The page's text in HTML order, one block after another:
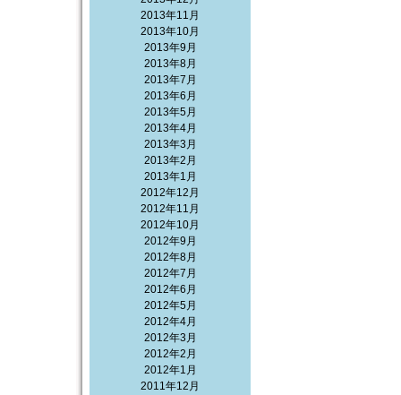
2013年11月
2013年10月
2013年9月
2013年8月
2013年7月
2013年6月
2013年5月
2013年4月
2013年3月
2013年2月
2013年1月
2012年12月
2012年11月
2012年10月
2012年9月
2012年8月
2012年7月
2012年6月
2012年5月
2012年4月
2012年3月
2012年2月
2012年1月
2011年12月